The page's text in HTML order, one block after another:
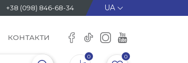
+38 (098) 846-68-34
КОНТАКТИ
0 0